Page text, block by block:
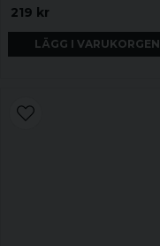
219 kr
LÄGG I VARUKORGEN